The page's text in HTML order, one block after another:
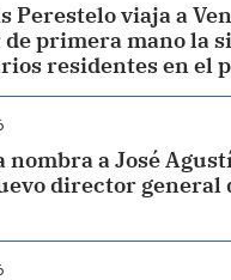
Perestelo viaja a
de primera mano la
residentes en el
nombra a José
director general